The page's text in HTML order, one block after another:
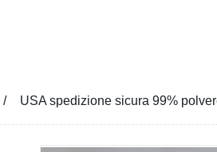
USA spedizione sicura 99%